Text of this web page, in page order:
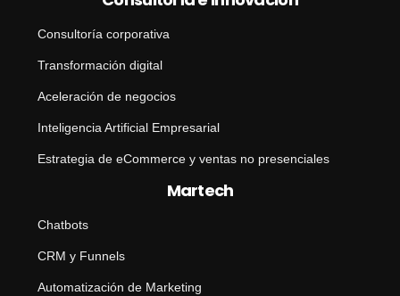
Consultoría corporativa
Transformación digital
Aceleración de negocios
Inteligencia Artificial Empresarial
Estrategia de eCommerce y ventas no presenciales
Martech
Chatbots
CRM y Funnels
Automatización de Marketing